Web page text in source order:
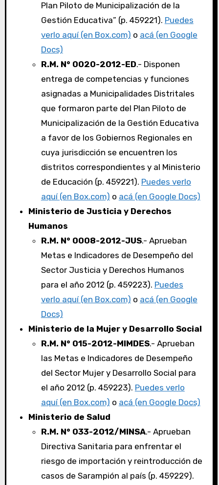
Plan Piloto de Municipalización de la
Gestión Educativa” (p. 459221). Puedes
verlo aquí (en Box.com) o acá (en Google
Docs)
R.M. N° 0020-2012-ED.- Disponen
entrega de competencias y funciones
asignadas a Municipalidades Distritales
que formaron parte del Plan Piloto de
Municipalización de la Gestión Educativa
a favor de los Gobiernos Regionales en
cuya jurisdicción se encuentren los
distritos correspondientes y al Ministerio
de Educación (p. 459221). Puedes verlo
aquí (en Box.com) o acá (en Google Docs)
Ministerio de Justicia y Derechos
Humanos
R.M. N° 0008-2012-JUS.- Aprueban
Metas e Indicadores de Desempeño del
Sector Justicia y Derechos Humanos
para el año 2012 (p. 459223). Puedes
verlo aquí (en Box.com) o acá (en Google
Docs)
Ministerio de la Mujer y Desarrollo Social
R.M. N° 015-2012-MIMDES.- Aprueban
las Metas e Indicadores de Desempeño
del Sector Mujer y Desarrollo Social para
el año 2012 (p. 459223). Puedes verlo
aquí (en Box.com) o acá (en Google Docs)
Ministerio de Salud
R.M. N° 033-2012/MINSA.- Aprueban
Directiva Sanitaria para enfrentar el
riesgo de importación y reintroducción de
casos de Sarampión al país (p. 459229).